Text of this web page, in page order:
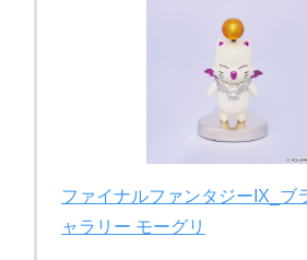
ファイナルファンタジーIX_ブ
ャラリー モーグリ